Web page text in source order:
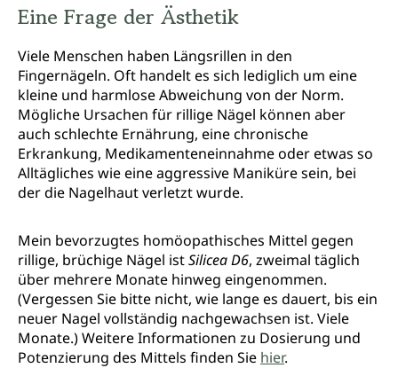
Eine Frage der Ästhetik
Viele Menschen haben Längsrillen in den
Fingernägeln. Oft handelt es sich lediglich um eine
kleine und harmlose Abweichung von der Norm.
Mögliche Ursachen für rillige Nägel können aber
auch schlechte Ernährung, eine chronische
Erkrankung, Medikamenteneinnahme oder etwas so
Alltägliches wie eine aggressive Maniküre sein, bei
der die Nagelhaut verletzt wurde.
Mein bevorzugtes homöopathisches Mittel gegen
rillige, brüchige Nägel istSilicea D6, zweimal täglich
über mehrere Monate hinweg eingenommen.
(Vergessen Sie bitte nicht, wie lange es dauert, bis ein
neuer Nagel vollständig nachgewachsen ist. Viele
Monate.) Weitere Informationen zu Dosierung und
Potenzierung des Mittels finden Sie hier.